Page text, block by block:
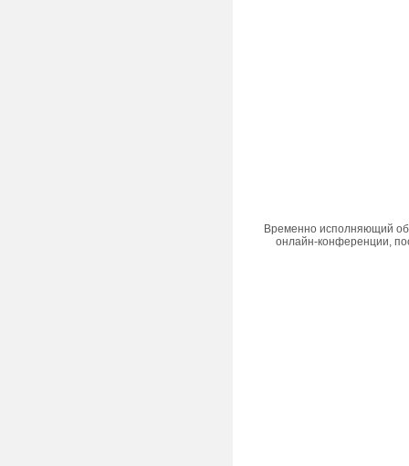
Временно исполняющий
онлайн-конференции,